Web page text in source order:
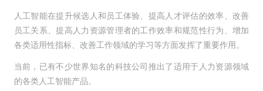
人工智能在提升候选人和员工体验、提高人才评估的效率、改善
员工关系、提高人力资源管理者的工作效率和规范性行为、增加
各类适用性指标、改善工作领域的学习等方面发挥了重要作用。
当前，已有不少世界知名的科技公司推出了适用于人力资源领域
的各类人工智能产品。